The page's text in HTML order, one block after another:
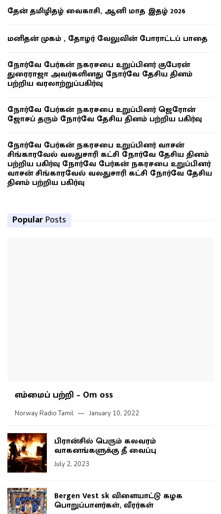
தேன் தமிழிதழ் வைகாசி, ஆனி மாத இதழ் 2026
மனிதன் முகம் , தோழர் வேலுவின் போராட்டப் பாதை
நோர்வே பேர்கன் நகரசபை உறுப்பினர் குபேரன்
துரைராஜா அவர்களினது நோர்வே தேசிய தினம்
பற்றிய வரலாற்றுப்பகிர்வு
நோர்வே பேர்கன் நகரசபை உறுப்பினர் ஜெரோன்
ஜோசப் தரும் நோர்வே தேசிய தினம் பற்றிய பகிர்வு
நோர்வே பேர்கன் நகரசபை உறுப்பினர் வாசன்
சிங்காரவேல் வலதுசாரி கட்சி நோர்வே தேசிய தினம்
பற்றிய பகிர்வு நோர்வே பேர்கன் நகரசபை உறுப்பினர்
வாசன் சிங்காரவேல் வலதுசாரி கட்சி நோர்வே தேசிய
தினம் பற்றிய பகிர்வு
Popular Posts
எம்மைப் பற்றி – Om oss
Norway Radio Tamil January 10, 2022
பிரான்சில் பெரும் கலவரம்
வாகனங்களுக்கு தீ வைப்பு
July 2, 2023
Bergen Vest sk விளையாட்டு கழக
பொறுப்பாளர்கள், வீரர்கள்